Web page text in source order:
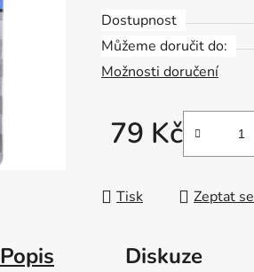
Dostupnost
Můžeme doručit do:
Možnosti doručení
79 Kč
Měrná cena:
Tisk Zeptat se
Popis Diskuze